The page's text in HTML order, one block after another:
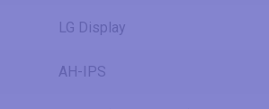
LG Display
AH-IPS